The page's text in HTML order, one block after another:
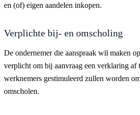
en (of) eigen aandelen inkopen.
Verplichte bij- en omscholing
De ondernemer die aanspraak wil maken
verplicht om bij aanvraag een verklaring af
werknemers gestimuleerd zullen worden
omscholen.